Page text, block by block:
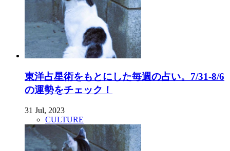
東洋占星術をもとにした毎週の占い。7/31-8/6
の運勢をチェック！
31 Jul, 2023
CULTURE